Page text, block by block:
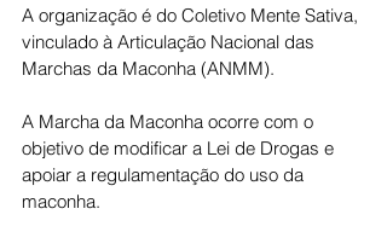
A organização é do Coletivo Mente Sativa,
vinculado à Articulação Nacional das
Marchas da Maconha (ANMM).
A Marcha da Maconha ocorre com o
objetivo de modificar a Lei de Drogas e
apoiar a regulamentação do uso da
maconha.